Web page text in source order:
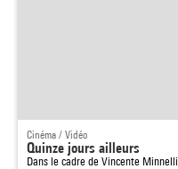
Cinéma / Vidéo
Quinze jours ailleurs
Dans le cadre de Vincente Minnelli